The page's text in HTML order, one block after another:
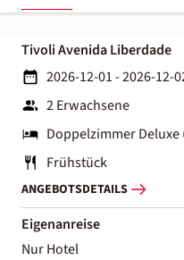
Tivoli Avenida Liberdade
2026-12-01 - 2026-12-
2 Erwachsene
Doppelzimmer Deluxe
Frühstück
ANGEBOTSDETAILS
Eigenanreise
Nur Hotel